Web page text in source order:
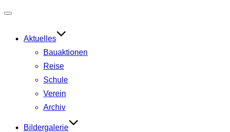
Aktuelles
Bauaktionen
Reise
Schule
Verein
Archiv
Bildergalerie